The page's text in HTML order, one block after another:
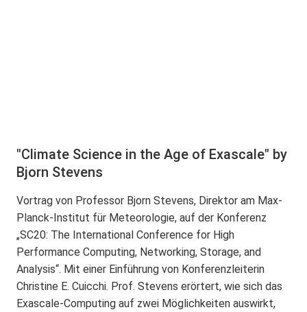
"Climate Science in the Age of Exascale" by
Bjorn Stevens
Vortrag von Professor Bjorn Stevens, Direktor am Max-
Planck-Institut für Meteorologie, auf der Konferenz
„SC20: The International Conference for High
Performance Computing, Networking, Storage, and
Analysis“. Mit einer Einführung von Konferenzleiterin
Christine E. Cuicchi. Prof. Stevens erörtert, wie sich das
Exascale-Computing auf zwei Möglichkeiten auswirkt,